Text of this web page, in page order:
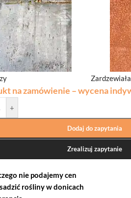
Zardzewiała
na zamówienie – wycena
+
Dodaj do zapytania
Zrealizuj zapytanie
nie podajemy cen
rośliny w donicach